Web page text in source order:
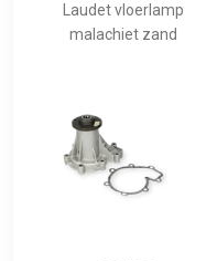
Laudet vloerlamp
malachiet zand